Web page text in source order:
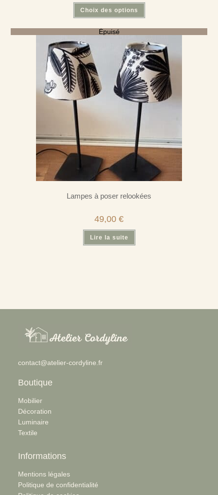
Choix des options
Ce
a
options
peuvent
être
choisies
sur
la
page
du
produit
Épuisé
Lampes à poser relookées
49,00 €
Lire la suite
contact@atelier-cordyline.fr:
Boutique
Mobilier
Décoration
Luminaire
Textile
Informations
Mentions légales
Politique de confidentialité